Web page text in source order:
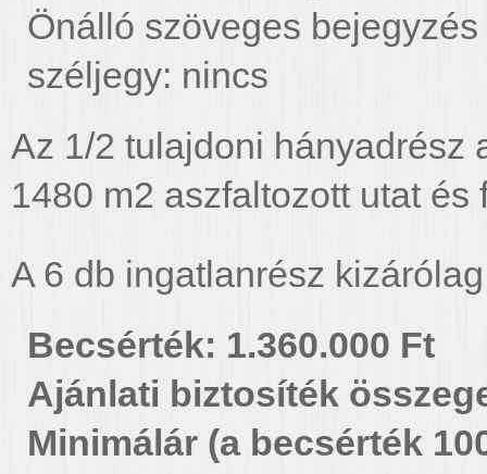
Önálló szöveges
széljegy: nincs
Az 1/2 tulajdoni hányadrész
1480 m2 aszfaltozott utat és
A 6 db ingatlanrész
Becsérték: 1.360.000 Ft
Ajánlati biztosíték
Minimálár (a becsérték